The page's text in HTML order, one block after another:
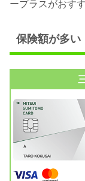
ープラスがおす
保険額が多い